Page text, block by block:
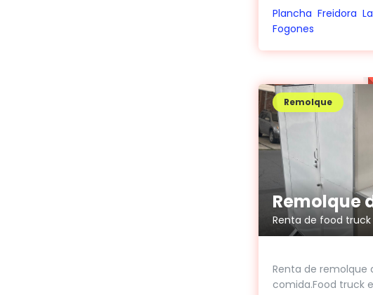
Plancha Freidora
Fogones
Renta de food truck
Remolque
Renta de remolque
comida.Food truck